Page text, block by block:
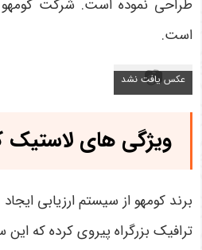
است.
ویژگی های لاستیک
برند کومهو از سیستم ارزیابی
ترافیک بزرگراه پیروی کرده که